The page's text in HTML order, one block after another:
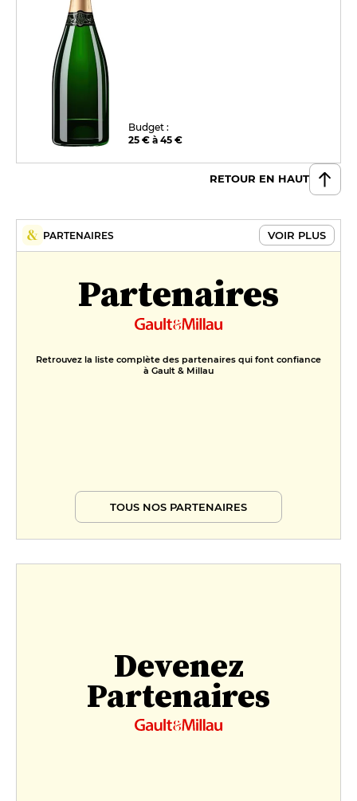
Budget :
25 € à 45 €
RETOUR EN HAUT
PARTENAIRES VOIR PLUS
Partenaires
Retrouvez la liste complète des partenaires qui font confiance
à Gault & Millau
TOUS NOS PARTENAIRES
Devenez
Partenaires